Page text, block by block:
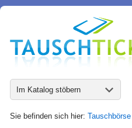
Im Katalog stöbern
Sie befinden sich hier: Tauschbörse